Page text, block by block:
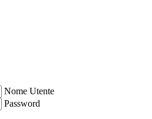
Nome Utente
Password